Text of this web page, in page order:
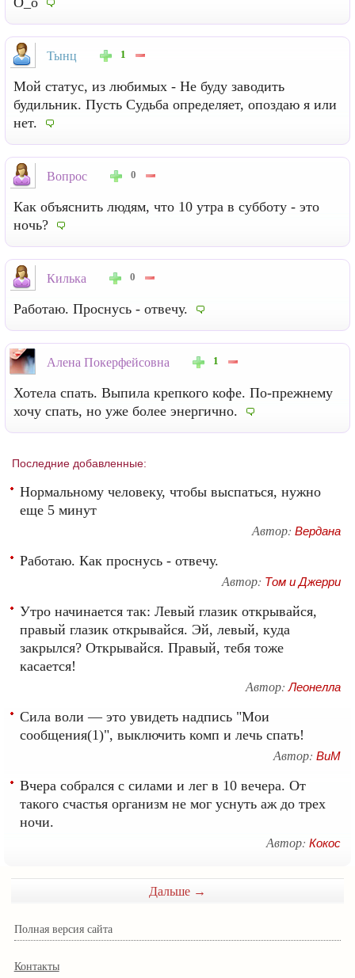
Тынц 1
Мой статус, из любимых - Не буду заводить
будильник. Пусть Судьба определяет, опоздаю я или
нет.
Вопрос 0
Как объяснить людям, что 10 утра в субботу - это
ночь?
Килька 0
Работаю. Проснусь - отвечу.
Алена Покерфейсовна 1
Хотела спать. Выпила крепкого кофе. По-прежнему
хочу спать, но уже более энергично.
Последние добавленные:
Нормальному человеку, чтобы выспаться, нужно
еще 5 минут
Автор: Вердана
Работаю. Как проснусь - отвечу.
Автор: Том и Джерри
Утро начинается так: Левый глазик открывайся,
правый глазик открывайся. Эй, левый, куда
закрылся? Открывайся. Правый, тебя тоже
касается!
Автор:Леонелла
Сила воли — это увидеть надпись "Мои
сообщения(1)", выключить комп и лечь спать!
Автор: ВиМ
Вчера собрался с силами и лег в 10 вечера. От
такого счастья организм не мог уснуть аж до трех
ночи.
Автор: Кокос
Дальше →
Полная версия сайта
Контакты